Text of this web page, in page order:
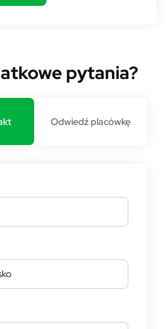
pytania?
Odwiedź placówkę